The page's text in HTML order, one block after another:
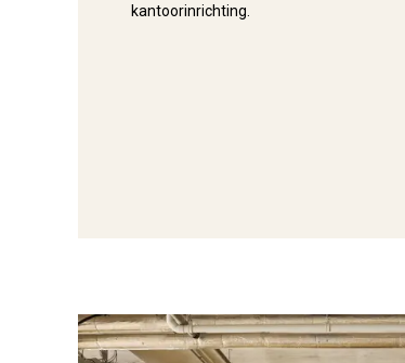
kantoorinrichting.